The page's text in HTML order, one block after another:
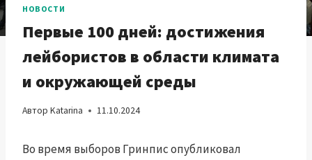
НОВОСТИ
Первые 100 дней: достижения
лейбористов в области климата
и окружающей среды
Автор Katarina 11.10.2024
Во время выборов Гринпис опубликовал